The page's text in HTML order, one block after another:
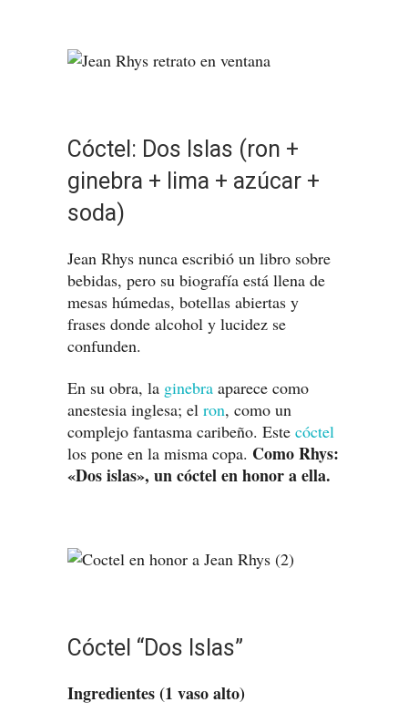
Cóctel: Dos Islas (ron +
ginebra + lima + azúcar +
soda)
Jean Rhys nunca escribió un libro sobre
bebidas, pero su biografía está llena de
mesas húmedas, botellas abiertas y
frases donde alcohol y lucidez se
confunden.
En su obra, la ginebra aparece como
anestesia inglesa; el ron, como un
complejo fantasma caribeño. Este cóctel
los pone en la misma copa. Como Rhys:
«Dos islas», un cóctel en honor a ella.
Cóctel “Dos Islas”
Ingredientes (1 vaso alto)